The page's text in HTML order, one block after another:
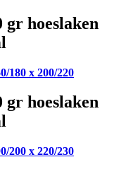
gr hoeslaken
180 x 200/220
gr hoeslaken
200 x 220/230